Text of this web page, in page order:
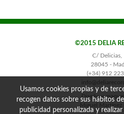
©2015 DELIA
C/ Delicias,
28045 -
(+34) 912
Diseño y
Miguel Martínez
Usamos cookies propias y de
recogen datos sobre sus hábitos
publicidad personalizada y